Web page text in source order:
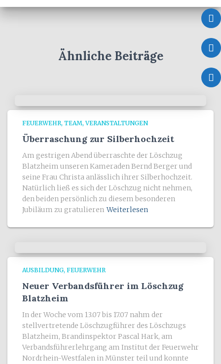
v
Ähnliche Beiträge
FEUERWEHR TEAM VERANSTALTUNGEN
Überraschung zur Silberhochzeit
Am gestrigen Abend überraschte der Löschzug
Blatzheim unseren Kameraden Bernd Berger und
seine Frau Christa anlässlich ihrer Silberhochzeit.
Natürlich ließ es sich der Löschzug nicht nehmen,
den beiden persönlich zu diesem besonderen
Jubiläum zu gratulieren Weiterlesen
AUSBILDUNG FEUERWEHR
Neuer Verbandsführer im Löschzug
Blatzheim
In der Woche vom 13.07 bis 17.07 nahm der
stellvertretende Löschzugführer des Löschzugs
Blatzheim, Brandinspektor Pascal Hark, am
Verbandsführerlehrgang am Institut der Feuerwehr
Nordrhein-Westfalen in Münster teil und konnte